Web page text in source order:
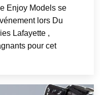
Enjoy Models se
lors Du
Lafayette ,
pour cet